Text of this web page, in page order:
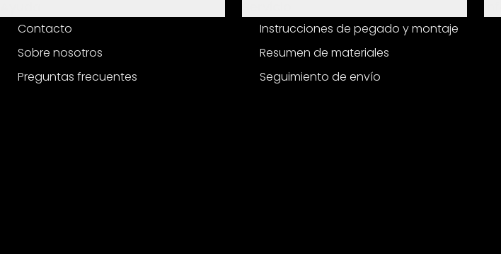
Contacto
Sobre nosotros
Preguntas frecuentes
Instrucciones de pegado y montaje
Resumen de materiales
Seguimiento de envío